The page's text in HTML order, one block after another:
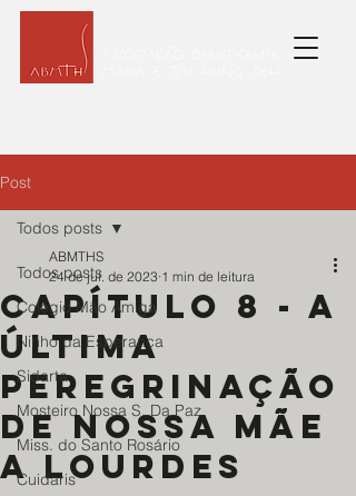
Post
Todos posts
Colégio Mão Amiga
Ninho da Esperança
Sidarta
Mosteiro Nossa S. Da Paz
Miss. do Santo Rosário
Cuidaris
Todos posts
Capítulo 8 - A
última
peregrinação
de nossa Mãe
a Lourdes
ABMTHS
24 de jul. de 2023 1 min de leitura